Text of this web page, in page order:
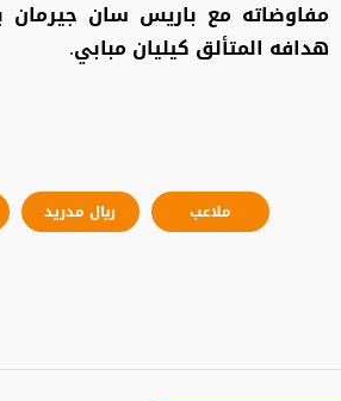
مفاوضاته مع باريس سان
هدافه المتألق كيليان مبابي.
ملاعب ريال مدريد